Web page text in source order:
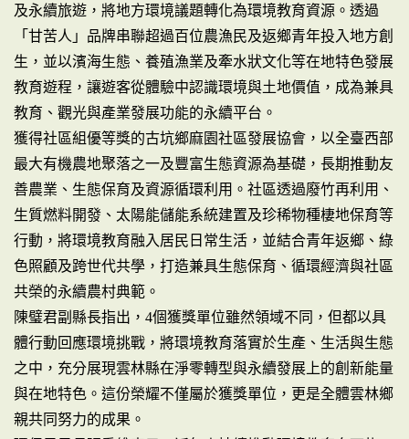
及永續旅遊，將地方環境議題轉化為環境教育資源。透過
「甘苦人」品牌串聯超過百位農漁民及返鄉青年投入地方創
生，並以濱海生態、養殖漁業及牽水狀文化等在地特色發展
教育遊程，讓遊客從體驗中認識環境與土地價值，成為兼具
教育、觀光與產業發展功能的永續平台。
獲得社區組優等獎的古坑鄉麻園社區發展協會，以全臺西部
最大有機農地聚落之一及豐富生態資源為基礎，長期推動友
善農業、生態保育及資源循環利用。社區透過廢竹再利用、
生質燃料開發、太陽能儲能系統建置及珍稀物種棲地保育等
行動，將環境教育融入居民日常生活，並結合青年返鄉、綠
色照顧及跨世代共學，打造兼具生態保育、循環經濟與社區
共榮的永續農村典範。
陳璧君副縣長指出，4個獲獎單位雖然領域不同，但都以具
體行動回應環境挑戰，將環境教育落實於生產、生活與生態
之中，充分展現雲林縣在淨零轉型與永續發展上的創新能量
與在地特色。這份榮耀不僅屬於獲獎單位，更是全體雲林鄉
親共同努力的成果。